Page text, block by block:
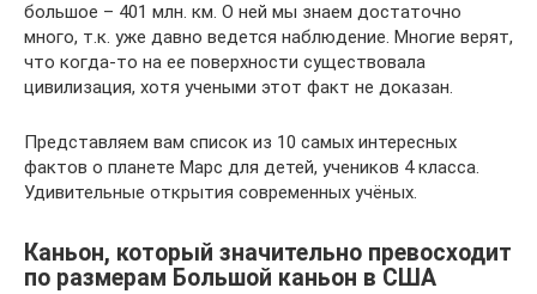
большое – 401 млн. км. О ней мы знаем достаточно
много, т.к. уже давно ведется наблюдение. Многие верят,
что когда-то на ее поверхности существовала
цивилизация, хотя учеными этот факт не доказан.
Представляем вам список из 10 самых интересных
фактов о планете Марс для детей, учеников 4 класса.
Удивительные открытия современных учёных.
Каньон, который значительно превосходит
по размерам Большой каньон в США